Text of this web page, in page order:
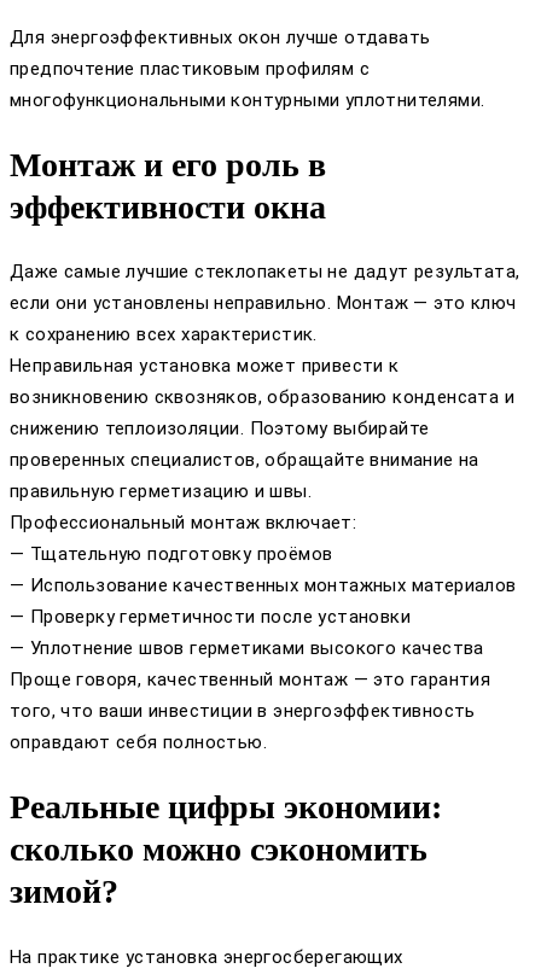
Для энергоэффективных окон лучше отдавать
предпочтение пластиковым профилям с
многофункциональными контурными уплотнителями.
Монтаж и его роль в
эффективности окна
Даже самые лучшие стеклопакеты не дадут результата,
если они установлены неправильно. Монтаж — это ключ
к сохранению всех характеристик.
Неправильная установка может привести к
возникновению сквозняков, образованию конденсата и
снижению теплоизоляции. Поэтому выбирайте
проверенных специалистов, обращайте внимание на
правильную герметизацию и швы.
Профессиональный монтаж включает:
— Тщательную подготовку проёмов
— Использование качественных монтажных материалов
— Проверку герметичности после установки
— Уплотнение швов герметиками высокого качества
Проще говоря, качественный монтаж — это гарантия
того, что ваши инвестиции в энергоэффективность
оправдают себя полностью.
Реальные цифры экономии:
сколько можно сэкономить
зимой?
На практике установка энергосберегающих